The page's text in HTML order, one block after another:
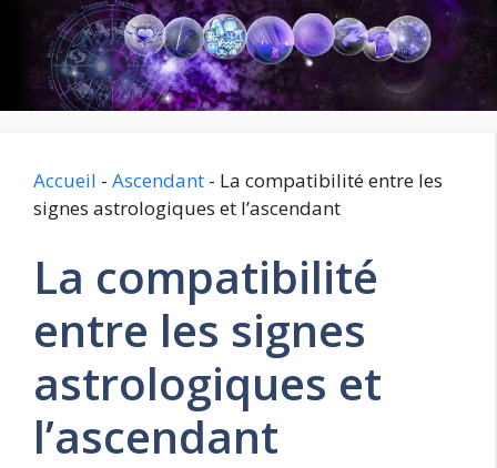
contenu
Accueil - Ascendant - La compatibilité entre les
signes astrologiques et l’ascendant
La compatibilité
entre les signes
astrologiques et
l’ascendant